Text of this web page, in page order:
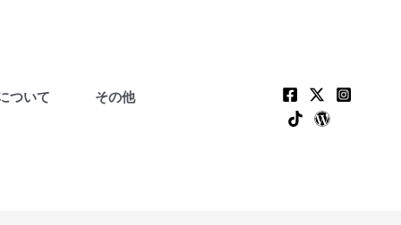
ついて その他